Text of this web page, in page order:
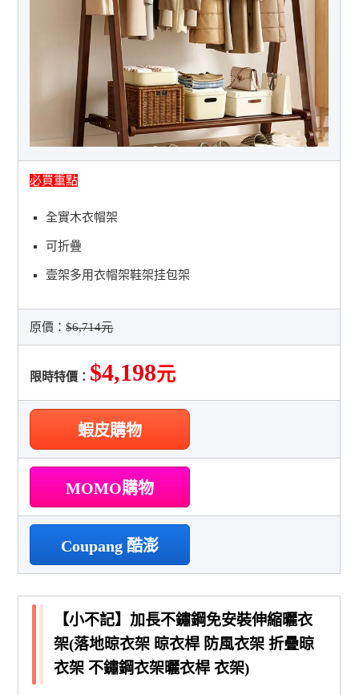
必買重點
全實木衣帽架
可折疊
壹架多用衣帽架鞋架挂包架
原價：$6,714元
限時特價： $4,198元
蝦皮購物
MOMO購物
Coupang 酷澎
【小不記】加長不鏽鋼免安裝伸縮曬衣
架(落地晾衣架 晾衣桿 防風衣架 折疊晾
衣架 不鏽鋼衣架曬衣桿 衣架)